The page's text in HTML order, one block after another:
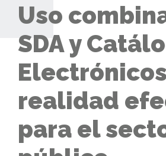
Uso
SDA y
realidad
para el